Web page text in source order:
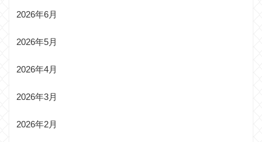
2026年6月
2026年5月
2026年4月
2026年3月
2026年2月